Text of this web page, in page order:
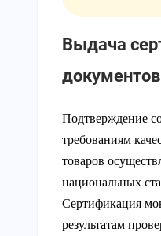
Выдача
документов
Подтверждение
требованиям
товаров
национальных
Сертификация
результатам